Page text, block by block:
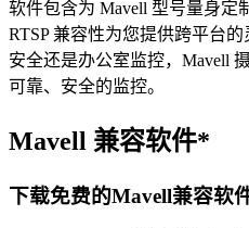
软件包含为 Mavell 型号量身定
RTSP 兼容性为您提供跨平台
安全还是办公室监控，Mavell
可靠、安全的监控。
Mavell 兼容软件*
下载免费的Mavell兼容软